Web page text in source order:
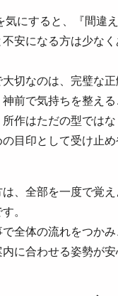
気にすると、『間違
安になる方は少な
切なのは、完璧な
前で気持ちを整える
作はただの型では
目印として受け止め
、全部を一度で覚
。
全体の流れをつか
に合わせる姿勢が